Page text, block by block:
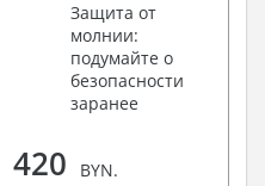
Защита от
молнии:
подумайте о
безопасности
заранее
420 BYN.